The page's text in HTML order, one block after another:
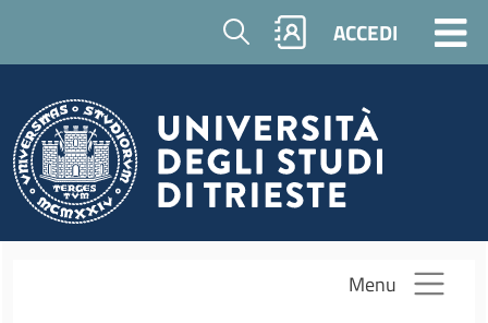
Salta al contenuto principale
Cerca ACCEDI
Menu